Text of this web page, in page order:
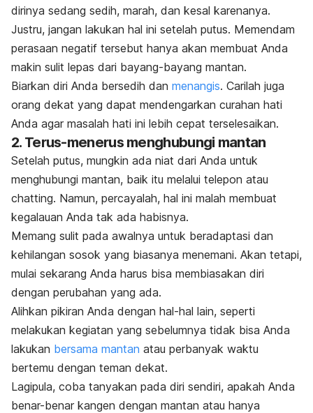
dirinya sedang sedih, marah, dan kesal karenanya.
Justru, jangan lakukan hal ini setelah putus. Memendam
perasaan negatif tersebut hanya akan membuat Anda
makin sulit lepas dari bayang-bayang mantan.
Biarkan diri Anda bersedih dan menangis. Carilah juga
orang dekat yang dapat mendengarkan curahan hati
Anda agar masalah hati ini lebih cepat terselesaikan.
2. Terus-menerus menghubungi mantan
Setelah putus, mungkin ada niat dari Anda untuk
menghubungi mantan, baik itu melalui telepon atau
chatting. Namun, percayalah, hal ini malah membuat
kegalauan Anda tak ada habisnya.
Memang sulit pada awalnya untuk beradaptasi dan
kehilangan sosok yang biasanya menemani. Akan tetapi,
mulai sekarang Anda harus bisa membiasakan diri
dengan perubahan yang ada.
Alihkan pikiran Anda dengan hal-hal lain, seperti
melakukan kegiatan yang sebelumnya tidak bisa Anda
lakukan bersama mantan atau perbanyak waktu
bertemu dengan teman dekat.
Lagipula, coba tanyakan pada diri sendiri, apakah Anda
benar-benar kangen dengan mantan atau hanya